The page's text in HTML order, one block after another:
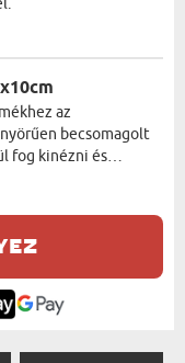
az
becsomagolt
fog kinézni és